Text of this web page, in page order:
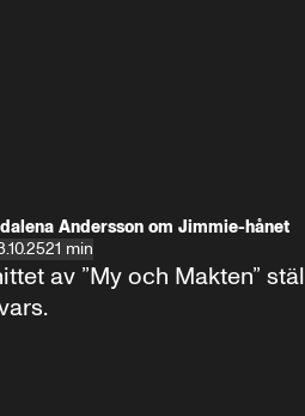
Andersson om Jimmie-hånet
21 min
av ”My och Makten”